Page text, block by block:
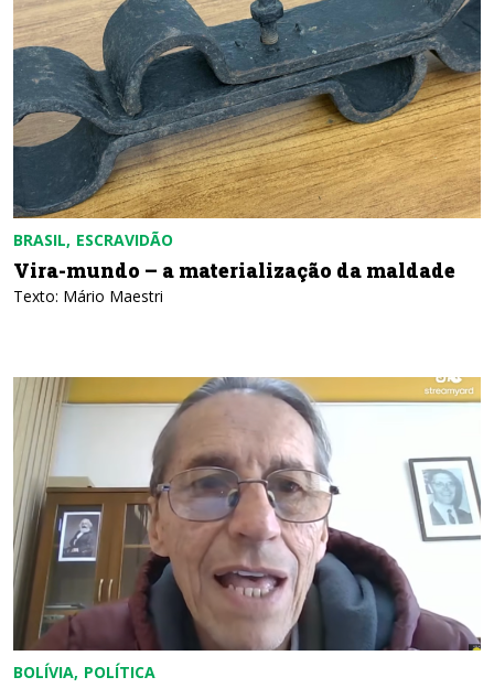
BRASIL ESCRAVIDÃO
Vira-mundo – a materialização da maldade
Texto: Mário Maestri
BOLÍVIA POLÍTICA